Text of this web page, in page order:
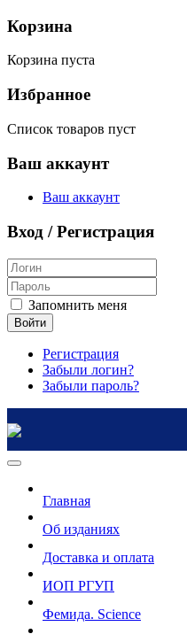
Корзина
Корзина пуста
Избранное
Список товаров пуст
Ваш аккаунт
Ваш аккаунт
Вход / Регистрация
Запомнить меня
Войти
Регистрация
Забыли логин?
Забыли пароль?
Главная
Об изданиях
Доставка и оплата
ИОП РГУП
Фемида. Science